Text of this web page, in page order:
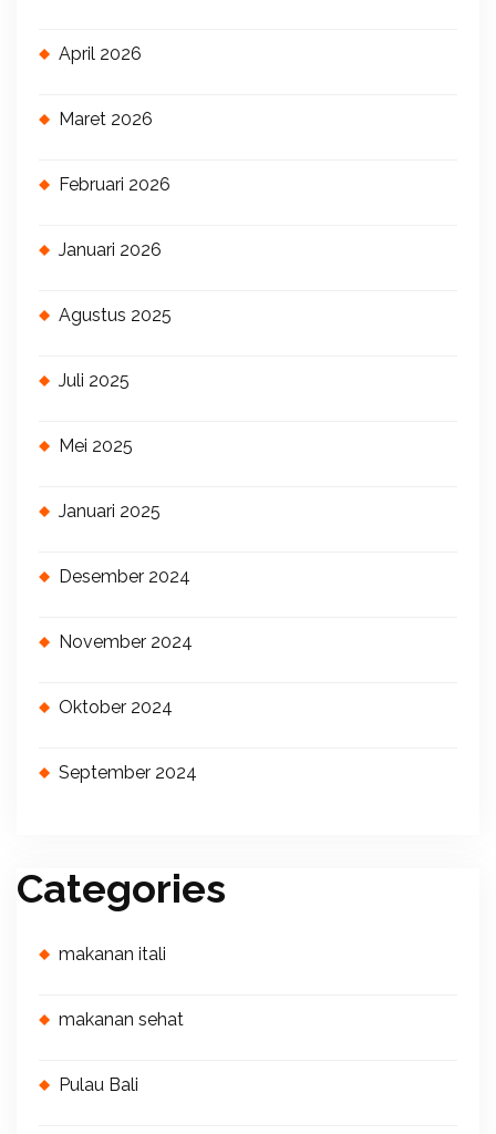
April 2026
Maret 2026
Februari 2026
Januari 2026
Agustus 2025
Juli 2025
Mei 2025
Januari 2025
Desember 2024
November 2024
Oktober 2024
September 2024
Categories
makanan itali
makanan sehat
Pulau Bali